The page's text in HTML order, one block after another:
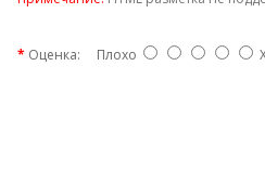
Оценка: Плохо